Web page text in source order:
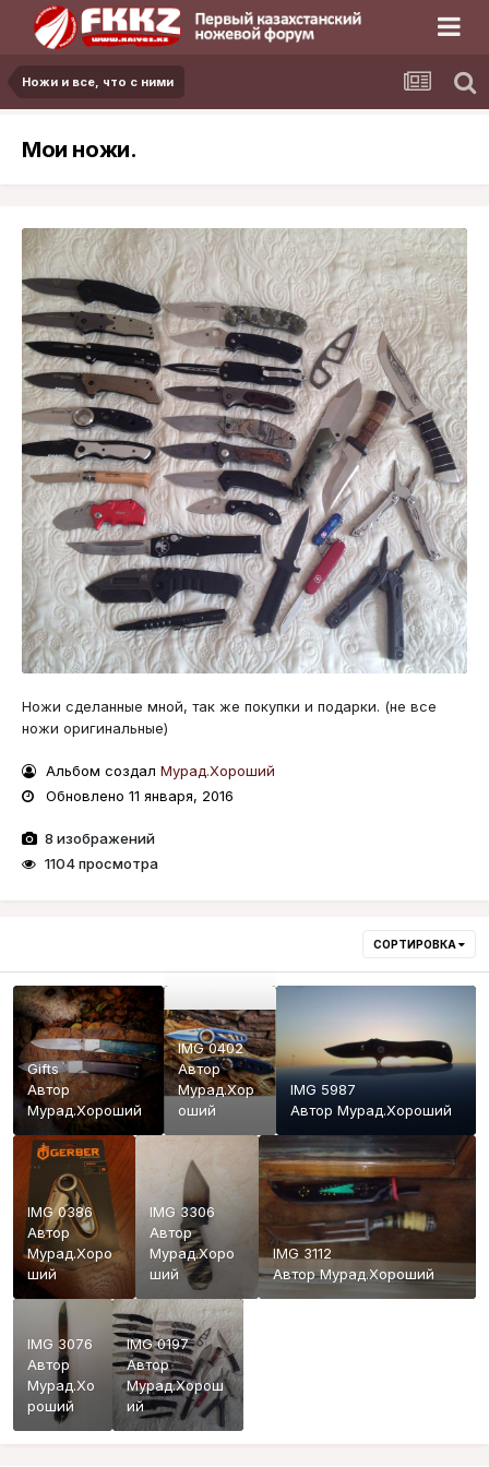
Ножи и все, что с ними
Мои ножи.
Ножи сделанные мной, так же покупки и подарки. (не все
ножи оригинальные)
Альбом создалМурад.Хороший
Обновлено11 января, 2016
8 изображений
1104 просмотра
СОРТИРОВКА
Gifts
Автор
Мурад.Хороший
IMG 0402
Автор
Мурад.Хор
оший
IMG 5987
Автор Мурад.Хороший
IMG 0386
Автор
Мурад.Хоро
ший
IMG 3306
Автор
Мурад.Хоро
ший
IMG 3112
АвторМурад.Хороший
IMG 3076
Автор
Мурад.Хо
роший
IMG 0197
Автор
Мурад.Хорош
ий